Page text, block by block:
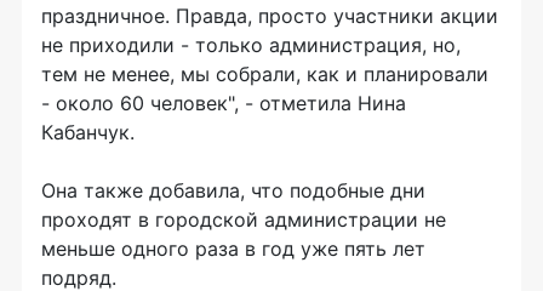
праздничное. Правда, просто участники акции
не приходили - только администрация, но,
тем не менее, мы собрали, как и планировали
- около 60 человек", - отметила Нина
Кабанчук.
Она также добавила, что подобные дни
проходят в городской администрации не
меньше одного раза в год уже пять лет
подряд.